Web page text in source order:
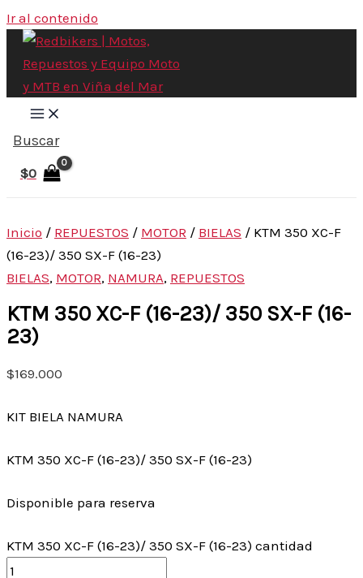
Ir al contenido
Buscar
$0
Inicio / REPUESTOS / MOTOR / BIELAS / KTM 350 XC-F
(16-23)/ 350 SX-F (16-23)
BIELAS, MOTOR, NAMURA, REPUESTOS
KTM 350 XC-F (16-23)/ 350 SX-F (16-
23)
$169.000
KIT BIELA NAMURA
KTM 350 XC-F (16-23)/ 350 SX-F (16-23)
Disponible para reserva
KTM 350 XC-F (16-23)/ 350 SX-F (16-23) cantidad